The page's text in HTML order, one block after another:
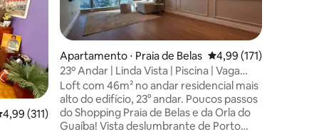
de uma avaliação média de 5, 311 avaliações
4,99 (311)
Apartamento ⋅ Praia de Belas 4,99 de uma avaliação
4,99 (171)
23º Andar | Linda Vista | Piscina | Vaga
Privativa
Loft com 46m² no andar residencial mais
alto do edifício, 23° andar. Poucos passos
do Shopping Praia de Belas e da Orla do
Guaíba! Vista deslumbrante de Porto